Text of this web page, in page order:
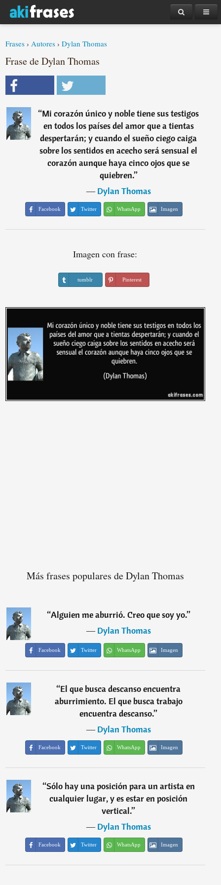
Frases ›Autores ›Dylan Thomas
Frase de Dylan Thomas
“Mi corazón único y noble tiene sus testigos
en todos los países del amor que a tientas
despertarán; y cuando el sueño ciego caiga
sobre los sentidos en acecho será sensual el
corazón aunque haya cinco ojos que se
quiebren.”
―Dylan Thomas
Facebook Twitter WhatsApp Imagen
Imagen con frase:
tumblr Pinterest
Más frases populares de Dylan Thomas
“Alguien me aburrió. Creo que soy yo.”
―Dylan Thomas
Facebook Twitter WhatsApp Imagen
“El que busca descanso encuentra
aburrimiento. El que busca trabajo
encuentra descanso.”
―Dylan Thomas
Facebook Twitter WhatsApp Imagen
“Sólo hay una posición para un artista en
cualquier lugar, y es estar en posición
vertical.”
―Dylan Thomas
Facebook Twitter WhatsApp Imagen